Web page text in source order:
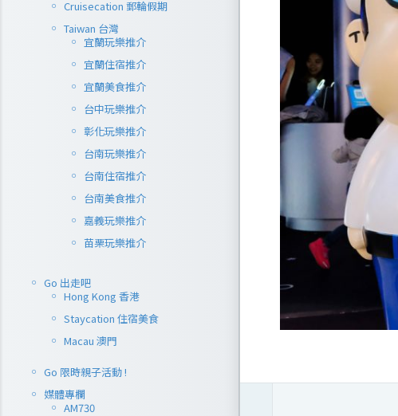
Cruisecation 郵輪假期
Taiwan 台灣
宜蘭玩樂推介
宜蘭住宿推介
宜蘭美食推介
台中玩樂推介
彰化玩樂推介
台南玩樂推介
台南住宿推介
台南美食推介
嘉義玩樂推介
苗栗玩樂推介
Go 出走吧
Hong Kong 香港
Staycation 住宿美食
Macau 澳門
Go 限時親子活動 !
媒體專欄
AM730